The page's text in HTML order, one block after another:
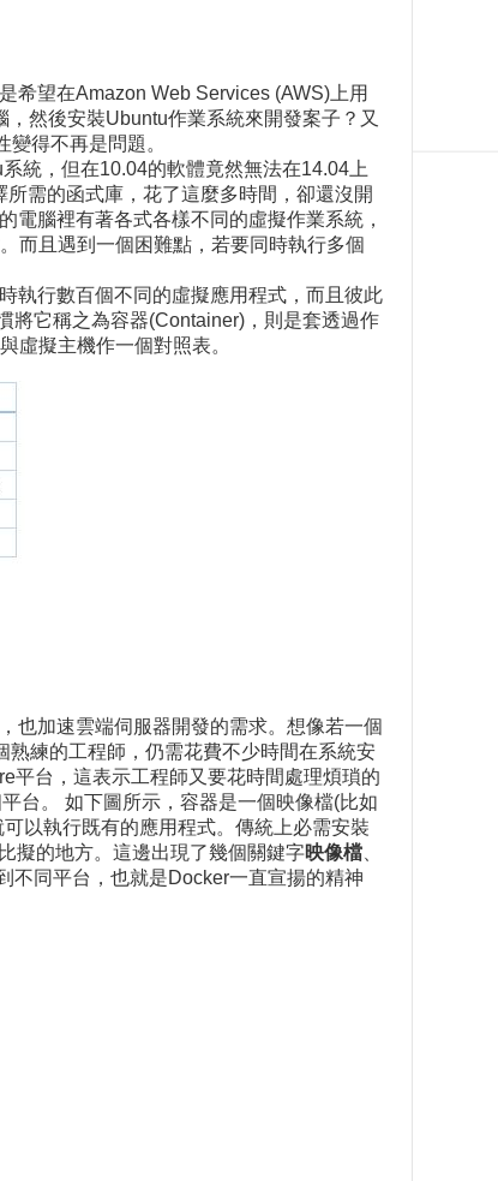
希望在Amazon Web Services (AWS)上用
然後安裝Ubuntu作業系統來開發案子？又
得不再是問題。
統，但在10.04的軟體竟然無法在14.04上
需的函式庫，花了這麼多時間，卻還沒開
腦裡有著各式各樣不同的虛擬作業系統，
而且遇到一個困難點，若要同時執行多個
執行數百個不同的虛擬應用程式，而且彼此
將它稱之為容器(Container)，則是套透過作
虛擬主機作一個對照表。
也加速雲端伺服器開發的需求。想像若一個
練的工程師，仍需花費不少時間在系統安
平台，這表示工程師又要花時間處理煩瑣的
台。 如下圖所示，容器是一個映像檔(比如
以執行既有的應用程式。傳統上必需安裝
擬的地方。這邊出現了幾個關鍵字映像檔
不同平台，也就是Docker一直宣揚的精神